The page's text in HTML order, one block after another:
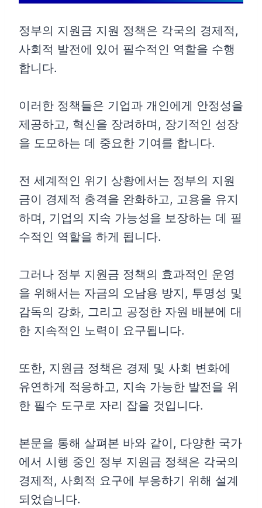
정부의 지원금 지원 정책은 각국의 경제적,
사회적 발전에 있어 필수적인 역할을 수행
합니다.
이러한 정책들은 기업과 개인에게 안정성을
제공하고, 혁신을 장려하며, 장기적인 성장
을 도모하는 데 중요한 기여를 합니다.
전 세계적인 위기 상황에서는 정부의 지원
금이 경제적 충격을 완화하고, 고용을 유지
하며, 기업의 지속 가능성을 보장하는 데 필
수적인 역할을 하게 됩니다.
그러나 정부 지원금 정책의 효과적인 운영
을 위해서는 자금의 오남용 방지, 투명성 및
감독의 강화, 그리고 공정한 자원 배분에 대
한 지속적인 노력이 요구됩니다.
또한, 지원금 정책은 경제 및 사회 변화에
유연하게 적응하고, 지속 가능한 발전을 위
한 필수 도구로 자리 잡을 것입니다.
본문을 통해 살펴본 바와 같이, 다양한 국가
에서 시행 중인 정부 지원금 정책은 각국의
경제적, 사회적 요구에 부응하기 위해 설계
되었습니다.